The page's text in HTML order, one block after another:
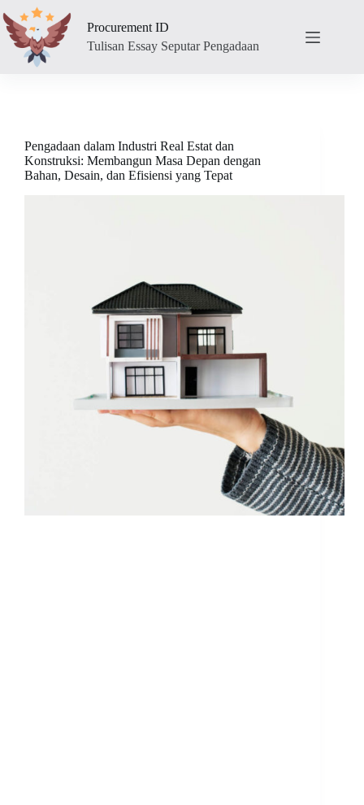
to
content
Procurement ID
Tulisan Essay Seputar Pengadaan
Pengadaan dalam Industri Real Estat dan
Konstruksi: Membangun Masa Depan dengan
Bahan, Desain, dan Efisiensi yang Tepat